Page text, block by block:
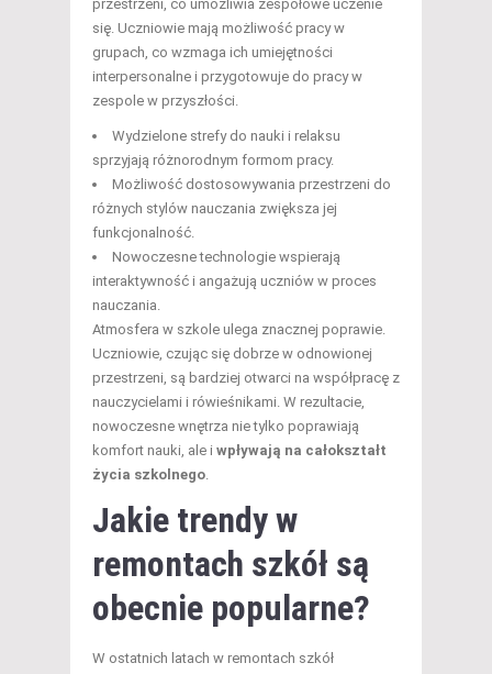
przestrzeni, co umożliwia zespołowe uczenie
się. Uczniowie mają możliwość pracy w
grupach, co wzmaga ich umiejętności
interpersonalne i przygotowuje do pracy w
zespole w przyszłości.
Wydzielone strefy do nauki i relaksu
sprzyjają różnorodnym formom pracy.
Możliwość dostosowywania przestrzeni do
różnych stylów nauczania zwiększa jej
funkcjonalność.
Nowoczesne technologie wspierają
interaktywność i angażują uczniów w proces
nauczania.
Atmosfera w szkole ulega znacznej poprawie.
Uczniowie, czując się dobrze w odnowionej
przestrzeni, są bardziej otwarci na współpracę z
nauczycielami i rówieśnikami. W rezultacie,
nowoczesne wnętrza nie tylko poprawiają
komfort nauki, ale i wpływają na całokształt
życia szkolnego.
Jakie trendy w
remontach szkół są
obecnie popularne?
W ostatnich latach w remontach szkół